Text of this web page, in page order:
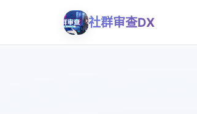
社群审查DX